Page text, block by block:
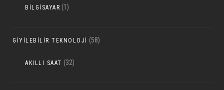
BILGISAYAR (1)
GIYILEBILIR TEKNOLOJI (58)
AKILLI SAAT (32)